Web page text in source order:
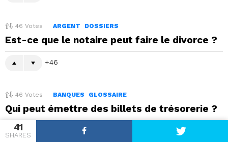
41
SHARES
46 Votes ARGENT DOSSIERS
Est-ce que le notaire peut faire le divorce ?
46
46 Votes BANQUES GLOSSAIRE
Qui peut émettre des billets de trésorerie ?